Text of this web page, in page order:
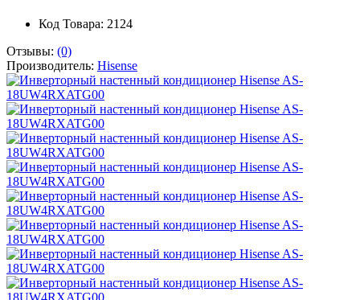
Код Товара: 2124
Отзывы: (0)
Производитель: Hisense